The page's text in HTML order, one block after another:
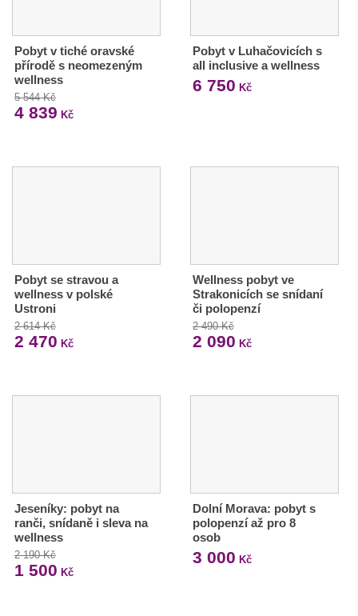
Pobyt v tiché oravské
přírodě s neomezeným
wellness
5 544 Kč
4 839 Kč
Pobyt v Luhačovicích s
all inclusive a wellness
6 750 Kč
Pobyt se stravou a
wellness v polské
Ustroni
2 614 Kč
2 470 Kč
Wellness pobyt ve
Strakonicích se snídaní
či polopenzí
2 490 Kč
2 090 Kč
Jeseníky: pobyt na
ranči, snídaně i sleva na
wellness
2 190 Kč
1 500 Kč
Dolní Morava: pobyt s
polopenzí až pro 8
osob
3 000 Kč